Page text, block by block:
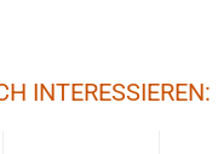
INTERESSIEREN: